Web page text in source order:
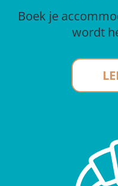
Boek je
wordt